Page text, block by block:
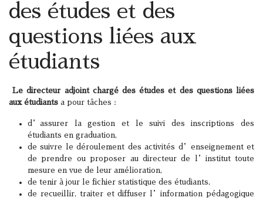
des études et des
questions liées aux
étudiants
Le directeur adjoint chargé des études et des questions liées
aux étudiants a pour tâches :
d’assurer la gestion et le suivi des inscriptions des
étudiants en graduation,
de suivre le déroulement des activités d’enseignement et
de prendre ou proposer au directeur de l’institut toute
mesure en vue de leur amélioration,
de tenir à jour le fichier statistique des étudiants,
de recueillir, traiter et diffuser l’information pédagogique